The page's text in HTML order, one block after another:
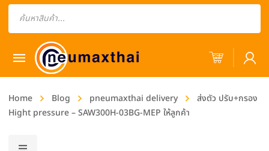
Products
search
Home Blog pneumaxthai delivery
ส่งตัว ปรับ+กรอง
Hight pressure – SAW300H-03BG-MEP ให้ลูกค้า